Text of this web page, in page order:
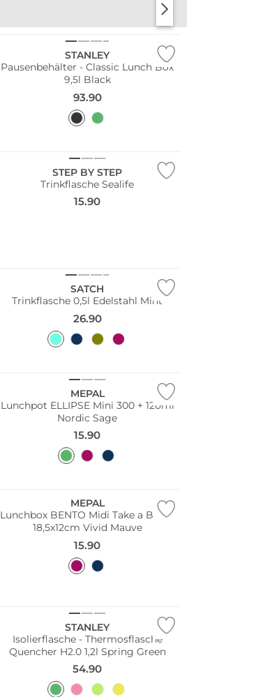
STANLEY
Pausenbehälter - Classic Lunch Box
9,5l Black
93.90
STEP BY STEP
Trinkflasche Sealife
15.90
SATCH
Trinkflasche 0,5l Edelstahl Mint
26.90
MEPAL
Lunchpot ELLIPSE Mini 300 + 120ml
Nordic Sage
15.90
MEPAL
Lunchbox BENTO Midi Take a Break
18,5x12cm Vivid Mauve
15.90
STANLEY
Isolierflasche - Thermosflasche
Quencher H2.0 1,2l Spring Green
54.90